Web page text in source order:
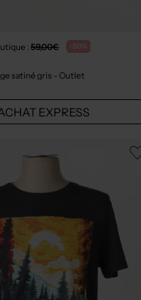
:59,00€ -50%
satiné gris - Outlet
EXPRESS